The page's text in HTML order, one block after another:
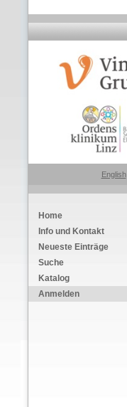
English
Home
Info und Kontakt
Neueste Einträge
Suche
Katalog
Anmelden